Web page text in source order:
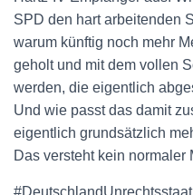
SPD den hart arbeitenden
warum künftig noch mehr
geholt und mit dem vollen
werden, die eigentlich
Und wie passt das damit
eigentlich grundsätzlich
Das versteht kein normaler
#DeutschlandUnrechtsstaat